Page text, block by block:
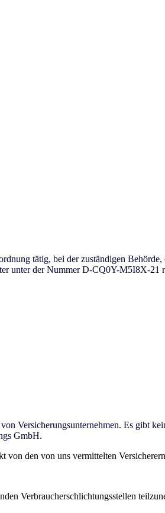
tätig, bei der zuständigen
unter der Nummer D-CQ0Y-M5I8X-21
Versicherungsunternehmen. Es gibt
GmbH.
von den von uns vermittelten
Verbraucherschlichtungsstellen